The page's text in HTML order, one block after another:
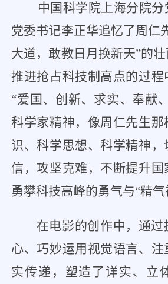
中国科学院上海分院分
党委书记李正华追忆了周仁
大道，敢教日月换新天”的
推进抢占科技制高点的过程
“爱国、创新、求实、奉献
科学家精神，像周仁先生那
识、科学思想、科学精神，
信，攻坚克难，不断提升
勇攀科技高峰的勇气与“精气
在电影的创作中，通过
心、巧妙运用视觉语言、
实传递，塑造了详实、立